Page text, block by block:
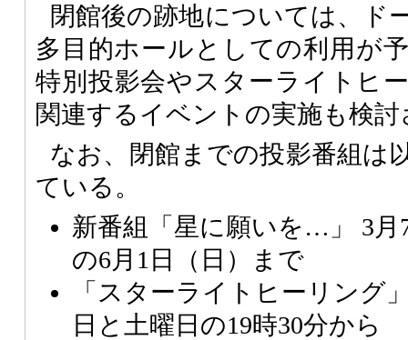
閉館後の跡地については、ド
多目的ホールとしての利用が
特別投影会やスターライトヒ
関連するイベントの実施も検
なお、閉館までの投影番組は
ている。
新番組「星に願いを…」 3月
の6月1日（日）まで
「スターライトヒーリング
日と土曜日の19時30分から